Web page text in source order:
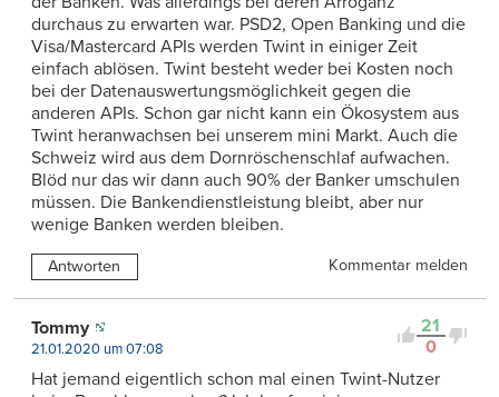
durchaus zu erwarten war. PSD2, Open Banking und die
Visa/Mastercard APIs werden Twint in einiger Zeit
einfach ablösen. Twint besteht weder bei Kosten noch
bei der Datenauswertungsmöglichkeit gegen die
anderen APIs. Schon gar nicht kann ein Ökosystem aus
Twint heranwachsen bei unserem mini Markt. Auch die
Schweiz wird aus dem Dornröschenschlaf aufwachen.
Blöd nur das wir dann auch 90% der Banker umschulen
müssen. Die Bankendienstleistung bleibt, aber nur
wenige Banken werden bleiben.
Antworten Kommentar melden
21
0
Tommy
21.01.2020 um 07:08
Hat jemand eigentlich schon mal einen Twint-Nutzer